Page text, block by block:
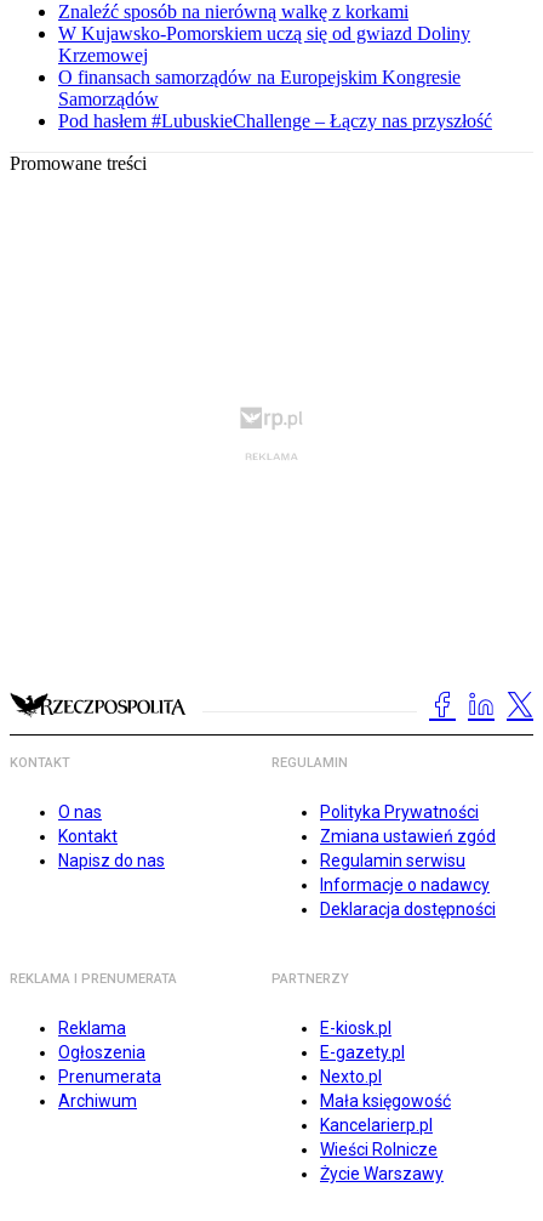
Znaleźć sposób na nierówną walkę z korkami
W Kujawsko-Pomorskiem uczą się od gwiazd Doliny
Krzemowej
O finansach samorządów na Europejskim Kongresie
Samorządów
Pod hasłem #LubuskieChallenge – Łączy nas przyszłość
Promowane treści
KONTAKT
O nas
Kontakt
Napisz do nas
REGULAMIN
Polityka Prywatności
Zmiana ustawień zgód
Regulamin serwisu
Informacje o nadawcy
Deklaracja dostępności
REKLAMA I PRENUMERATA
Reklama
Ogłoszenia
Prenumerata
Archiwum
PARTNERZY
E-kiosk.pl
E-gazety.pl
Nexto.pl
Mała księgowość
Kancelarierp.pl
Wieści Rolnicze
Życie Warszawy